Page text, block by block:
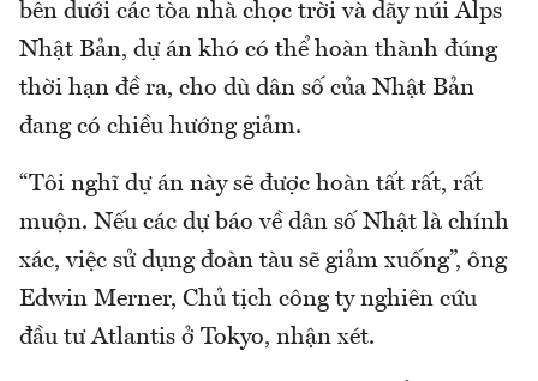
bên dưới các tòa nhà chọc trời và dãy núi Alps
Nhật Bản, dự án khó có thể hoàn thành đúng
thời hạn đề ra, cho dù dân số của Nhật Bản
đang có chiều hướng giảm.
“Tôi nghĩ dự án này sẽ được hoàn tất rất, rất
muộn. Nếu các dự báo về dân số Nhật là chính
xác, việc sử dụng đoàn tàu sẽ giảm xuống”, ông
Edwin Merner, Chủ tịch công ty nghiên cứu
đầu tư Atlantis ở Tokyo, nhận xét.